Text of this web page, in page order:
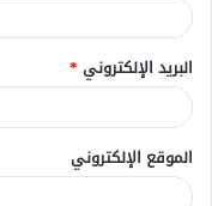
البريد الإلكتروني *
الموقع الإلكتروني